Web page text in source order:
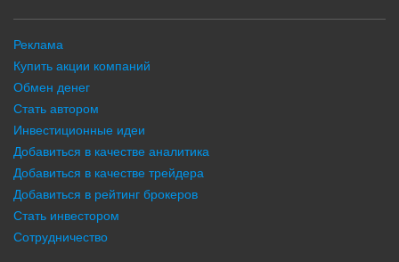
Реклама
Купить акции компаний
Обмен денег
Стать автором
Инвестиционные идеи
Добавиться в качестве аналитика
Добавиться в качестве трейдера
Добавиться в рейтинг брокеров
Стать инвестором
Сотрудничество